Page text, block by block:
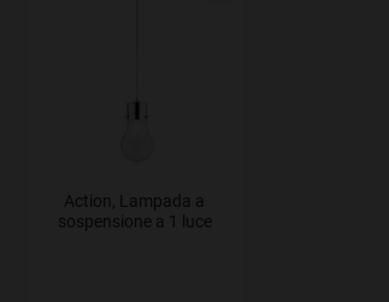
Action, Lampada a
sospensione a 1 luce